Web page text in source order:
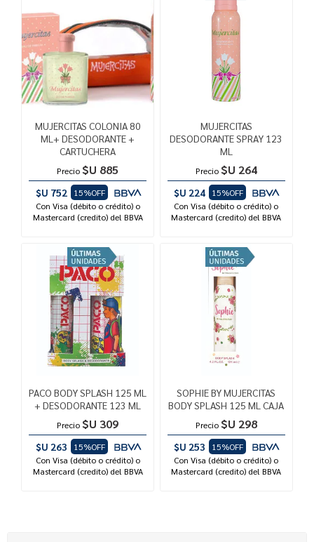
MUJERCITAS COLONIA 80
ML+ DESODORANTE +
CARTUCHERA
Precio $U 885
$U 752
15%OFF
Con Visa (débito o crédito) o
Mastercard (credito) del BBVA
MUJERCITAS
DESODORANTE SPRAY 123
ML
Precio $U 264
$U 224
15%OFF
Con Visa (débito o crédito) o
Mastercard (credito) del BBVA
PACO BODY SPLASH 125 ML
+ DESODORANTE 123 ML
Precio $U 309
$U 263
15%OFF
Con Visa (débito o crédito) o
Mastercard (credito) del BBVA
SOPHIE BY MUJERCITAS
BODY SPLASH 125 ML CAJA
Precio $U 298
$U 253
15%OFF
Con Visa (débito o crédito) o
Mastercard (credito) del BBVA